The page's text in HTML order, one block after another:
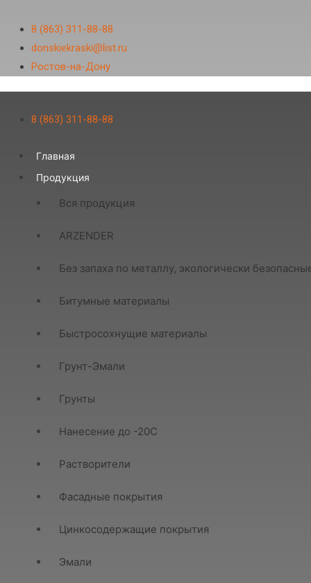
8 (863) 311-88-88
donskiekraski@list.ru
Ростов-на-Дону
8 (863) 311-88-88
Главная
Продукция
Вся продукция
ARZENDER
Без запаха по металлу, экологически
Битумные материалы
Быстросохнущие материалы
Грунт-Эмали
Грунты
Нанесение до -20С
Растворители
Фасадные покрытия
Цинкосодержащие покрытия
Эмали